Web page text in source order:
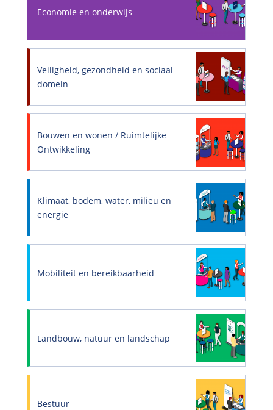
Economie en onderwijs
Veiligheid, gezondheid en sociaal
domein
Bouwen en wonen / Ruimtelijke
Ontwikkeling
Klimaat, bodem, water, milieu en
energie
Mobiliteit en bereikbaarheid
Landbouw, natuur en landschap
Bestuur